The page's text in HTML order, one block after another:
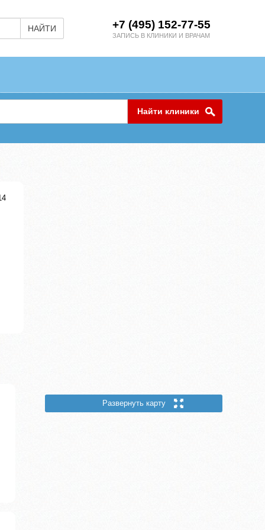
НАЙТИ +7 (495) 152-77-55
ЗАПИСЬ В КЛИНИКИ И ВРАЧАМ
Найти клиники
Развернуть карту